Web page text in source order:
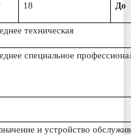
18 До
техническая
специальное
и устройство